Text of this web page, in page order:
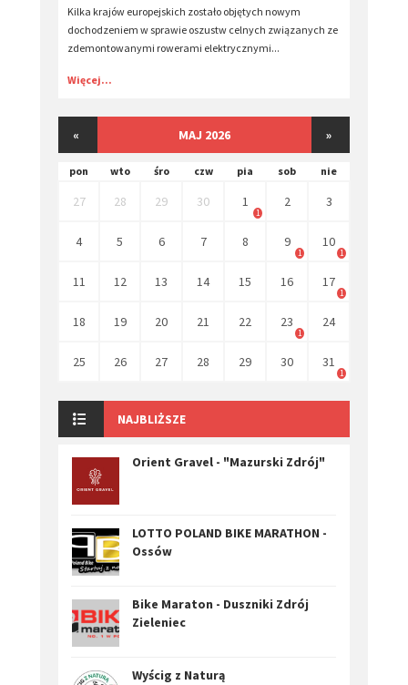
Kilka krajów europejskich zostało objętych nowym
dochodzeniem w sprawie oszustw celnych związanych ze
zdemontowanymi rowerami elektrycznymi...
Więcej...
« MAJ 2026 »
pon wto śro czw pia sob nie
27 28 29 30 1
1
2 3
4 5 6 7 8 9
1
10
1
11 12 13 14 15 16 17
1
18 19 20 21 22 23
1
24
25 26 27 28 29 30 31
1
NAJBLIŻSZE
Orient Gravel - "Mazurski Zdrój"
LOTTO POLAND BIKE MARATHON -
Ossów
Bike Maraton - Duszniki Zdrój
Zieleniec
Wyścig z Naturą